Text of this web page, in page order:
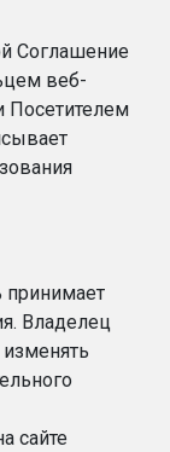
Соглашение
веб-
Посетителем
принимает
Владелец
изменять
сайте